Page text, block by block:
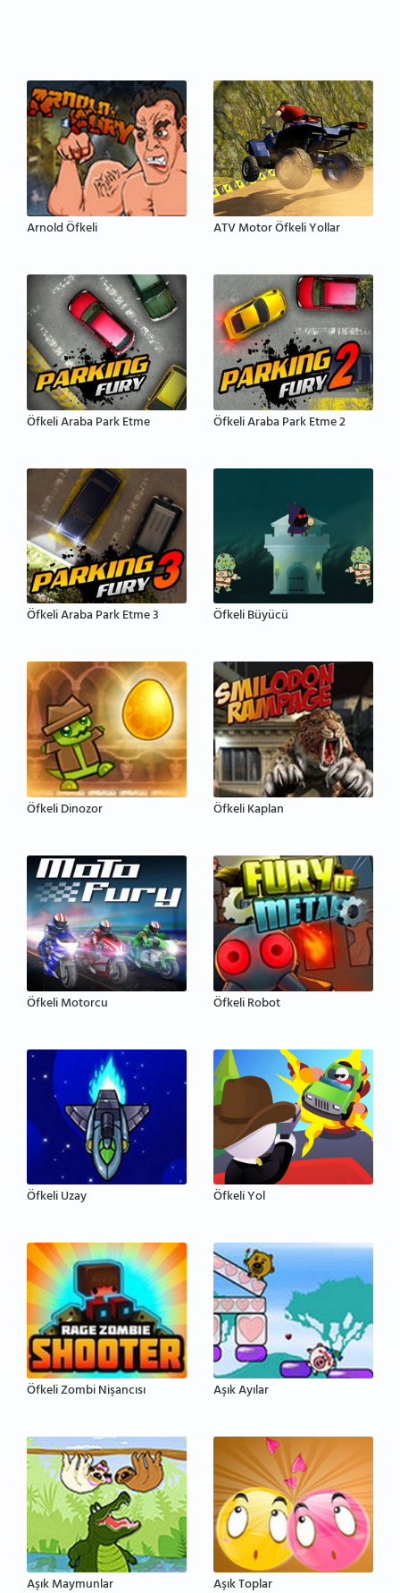
Arnold Öfkeli ATV Motor Öfkeli Yollar
Öfkeli Araba Park Etme Öfkeli Araba Park Etme 2
Öfkeli Araba Park Etme 3 Öfkeli Büyücü
Öfkeli Dinozor Öfkeli Kaplan
Öfkeli Motorcu Öfkeli Robot
Öfkeli Uzay Öfkeli Yol
Öfkeli Zombi Nişancısı Aşık Ayılar
Aşık Maymunlar Aşık Toplar